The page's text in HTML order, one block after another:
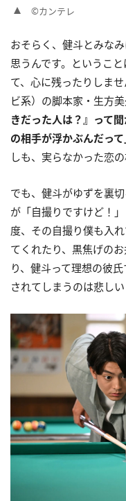
©カンテレ
おそらく、健斗とみな
思うんです。というこ
て、心に残ったりしま
ビ系）の脚本家・生方
きだった人は？』って
の相手が浮かぶんだって
しも、実らなかった恋
でも、健斗がゆずを裏
が「自撮りですけど！
度、その自撮り僕も入
てくれたり、黒焦げの
り、健斗って理想の彼
されてしまうのは悲しい